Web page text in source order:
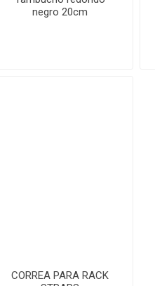
negro 20cm
CORREA PARA RACK